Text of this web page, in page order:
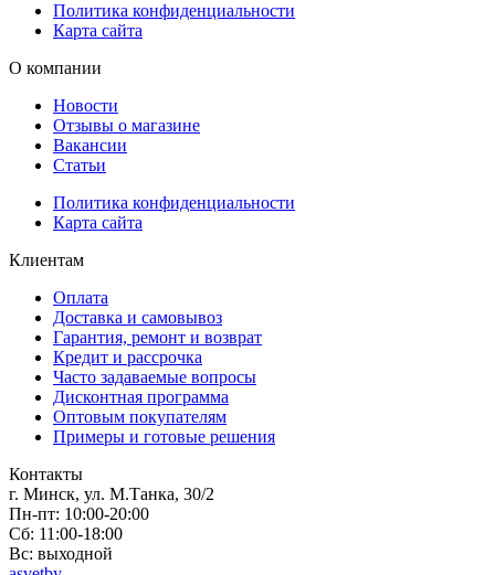
Политика конфиденциальности
Карта сайта
О компании
Новости
Отзывы о магазине
Вакансии
Статьи
Политика конфиденциальности
Карта сайта
Клиентам
Оплата
Доставка и самовывоз
Гарантия, ремонт и возврат
Кредит и рассрочка
Часто задаваемые вопросы
Дисконтная программа
Оптовым покупателям
Примеры и готовые решения
Контакты
г. Минск, ул. М.Танка, 30/2
Пн-пт: 10:00-20:00
Сб: 11:00-18:00
Вс: выходной